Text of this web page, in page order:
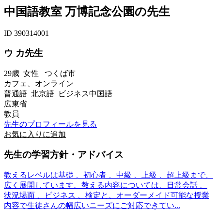
中国語教室 万博記念公園の先生
ID 390314001
ウ カ先生
29歳 女性 つくば市
カフェ、オンライン
普通語 北京語 ビジネス中国語
広東省
教員
先生のプロフィールを見る
お気に入りに追加
先生の学習方針・アドバイス
教えるレベルは基礎 、初心者 、中級 、上級 、超上級まで、
広く展開しています。教える内容については、日常会話 、
状況場面 、ビジネス 、検定と、オーダーメイド可能な授業
内容で生徒さんの幅広いニーズにご対応できてい...